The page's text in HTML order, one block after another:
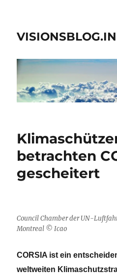
betrachten
gescheitert
Council Chamber der UN-
Montreal © Icao
CORSIA ist ein
weltweiten